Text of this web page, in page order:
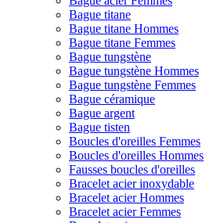
Bague titane
Bague titane Hommes
Bague titane Femmes
Bague tungstène
Bague tungstène Hommes
Bague tungstène Femmes
Bague céramique
Bague argent
Bague tisten
Boucles d'oreilles Femmes
Boucles d'oreilles Hommes
Fausses boucles d'oreilles
Bracelet acier inoxydable
Bracelet acier Hommes
Bracelet acier Femmes